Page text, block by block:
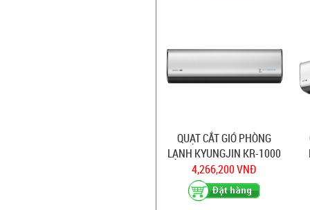
QUẠT CẮT GIÓ PHÒNG
LẠNH KYUNGJIN KR-1000
4,266,200 VNĐ